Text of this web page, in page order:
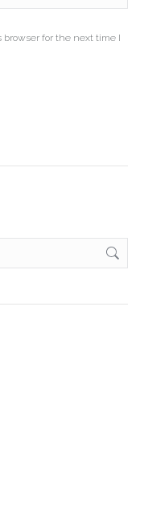
for the next time I